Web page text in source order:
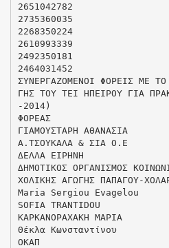
2651042782
2735360035
2268350224
2610993339
2492350181
2464031452
ΣΥΝΕΡΓΑΖΟΜΕΝΟΙ ΦΟΡΕΙΣ ΜΕ
ΓΗΣ ΤΟΥ ΤΕΙ ΗΠΕΙΡΟΥ ΓΙΑ
-2014)
ΦΟΡΕΑΣ
ΓΙΑΜΟΥΣΤΑΡΗ ΑΘΑΝΑΣΙΑ
Α.ΤΣΟΥΚΑΛΑ & ΣΙΑ Ο.Ε
ΔΕΛΛΑ ΕΙΡΗΝΗ
ΔΗΜΟΤΙΚΟΣ ΟΡΓΑΝΙΣΜΟΣ
ΧΟΛΙΚΗΣ ΑΓΩΓΗΣ ΠΑΠΑΓΟΥ-
Maria Sergiou Evagelou
SOFIA TRANTIDOU
ΚΑΡΚΑΝΟΡΑΧΑΚΗ ΜΑΡΙΑ
Θέκλα Κωνσταντίνου
ΟΚΑΠ